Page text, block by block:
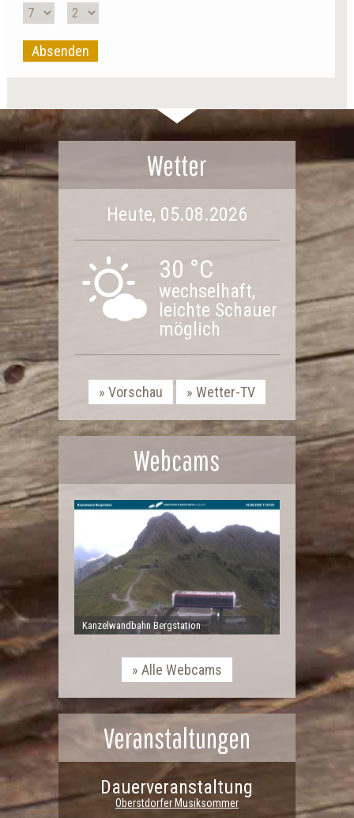
Absenden
Wetter
Heute, 05.08.2026
30 °C
wechselhaft,
leichte Schauer
möglich
Vorschau Wetter-TV
Webcams
Kanzelwandbahn Bergstation
Alle Webcams
Veranstaltungen
Dauerveranstaltung
Oberstdorfer Musiksommer